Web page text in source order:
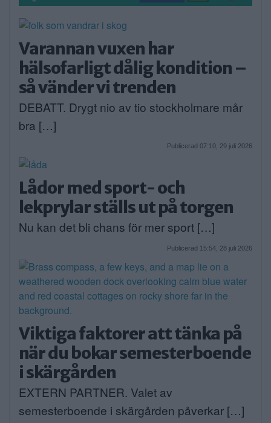
Varannan vuxen har
hälsofarligt dålig kondition –
så vänder vi trenden
DEBATT. Drygt nio av tio stockholmare mår
bra […]
Publicerad 07:10, 29 juli 2026
Lådor med sport- och
lekprylar ställs ut på torgen
Nu kan det bli chans för mer sport […]
Publicerad 15:54, 28 juli 2026
Viktiga faktorer att tänka på
när du bokar semesterboende
i skärgården
EXTERN PARTNER. Valet av
semesterboende i skärgården påverkar […]